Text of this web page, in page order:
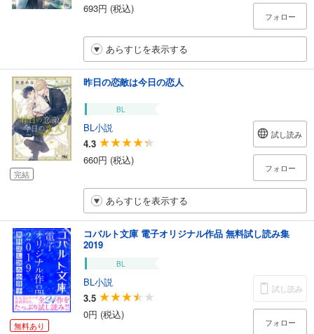
693円 (税込)
フォロー
あらすじを表示する
完結
昨日の恋敵は今日の恋人
BL
BL小説
4.3
660円 (税込)
試し読み
フォロー
あらすじを表示する
無料あり
コバルト文庫 電子オリジナル作品 無料試し読み集
2019
BL
BL小説
3.5
0円 (税込)
試し読み
フォロー